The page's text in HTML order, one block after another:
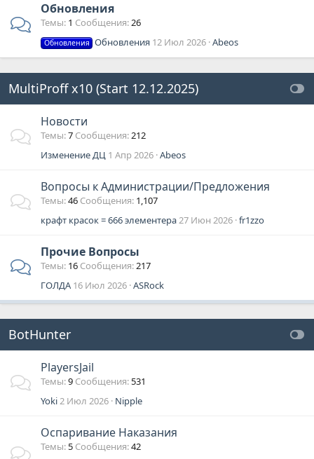
Обновления
Темы 1 Сообщения 26
Обновления Обновления 12 Июл 2026 Abeos
MultiProff x10 (Start 12.12.2025)
Новости
Темы 7 Сообщения 212
Изменение ДЦ 1 Апр 2026 Abeos
Вопросы к Администрации/Предложения
Темы 46 Сообщения 1,107
крафт красок = 666 элементера27 Июн 2026 fr1zzo
Прочие Вопросы
Темы 16 Сообщения 217
ГОЛДА 16 Июл 2026 ASRock
BotHunter
PlayersJail
Темы 9 Сообщения 531
Yoki2 Июл 2026 Nipple
Оспаривание Наказания
Темы 5 Сообщения 42